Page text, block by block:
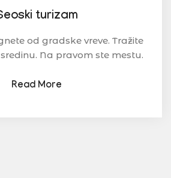
turizam
od gradske vreve. Tražite
Na pravom ste mestu.
Read More